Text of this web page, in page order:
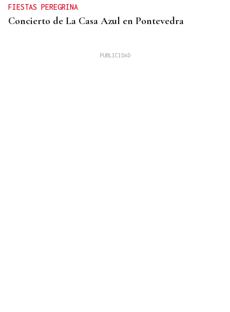
FIESTAS PEREGRINA
Concierto de La Casa Azul en Pontevedra